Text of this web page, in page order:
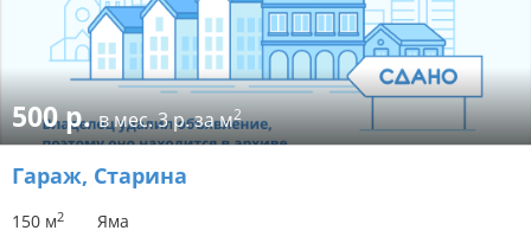
500 р.в мес.3 р. за м2
Гараж, Старина
150 м2 Яма